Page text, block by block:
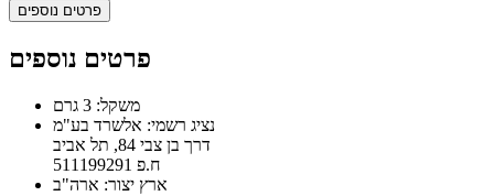
פרטים נוספים
פרטים נוספים
משקל: 3 גרם
נציג רשמי: אלשרד בע"מ
דרך בן צבי 84, תל אביב
ח.פ 511199291
ארץ יצור: ארה"ב